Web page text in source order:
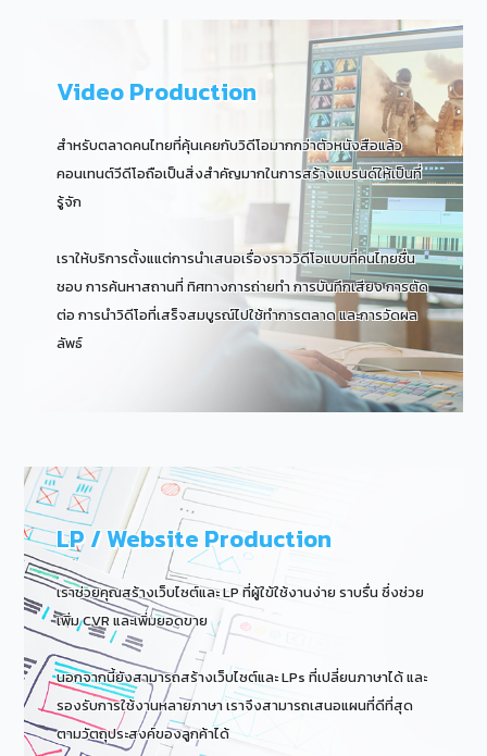
Video Production
สำหรับตลาดคนไทยที่คุ้นเคยกับวิดีโอมากกว่าตัวหนังสือแล้ว
คอนเทนต์วีดีโอถือเป็นสิ่งสำคัญมากในการสร้างแบรนด์ให้เป็นที่
รู้จัก
เราให้บริการตั้งแแต่การนำเสนอเรื่องราววิดีโอแบบที่คนไทยชื่น
ชอบ การค้นหาสถานที่ ทิศทางการถ่ายทำ การบันทึกเสียง การตัด
ต่อ การนำวิดีโอที่เสร็จสมบูรณ์ไปใช้ทำการตลาด และการวัดผล
ลัพธ์
LP / Website Production
เราช่วยคุณสร้างเว็บไซต์และ LP ที่ผู้ใข้ใช้งานง่าย ราบรื่น ซึ่งช่วย
เพิ่ม CVR และเพิ่มยอดขาย
นอกจากนี้ยังสามารถสร้างเว็บไซต์และ LPs ที่เปลี่ยนภาษาได้ และ
รองรับการใช้งานหลายภาษา เราจึงสามารถเสนอแผนที่ดีที่สุด
ตามวัตถุประสงค์ของลูกค้าได้